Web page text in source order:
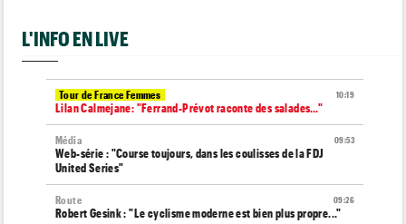
L'INFO EN LIVE
10:19
Tour de France Femmes
Lilan Calmejane: "Ferrand-Prévot raconte des salades…"
09:53
Média
Web-série : "Course toujours, dans les coulisses de la FDJ
United Series"
09:26
Route
Robert Gesink : "Le cyclisme moderne est bien plus propre..."